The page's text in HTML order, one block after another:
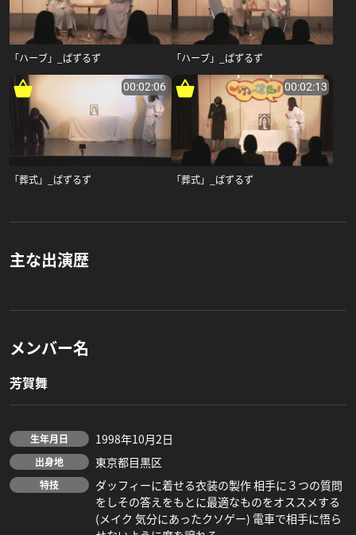
「ハーブ」_ぱずるず 「ハーブ」_ぱずるず
00:02:06
「葬式」_ぱずるず
00:02:13
「葬式」_ぱずるず
主な出演歴
メンバー名
芳賀舞
生年月日 1998年10月2日
出身地 東京都目黒区
特技
ダッフィーに着せる衣装の製作 相手に３つの質問
をしその答えをもとに最適なものをオススメする
(メイク 気分にあったクソゲー) 電車で相手に悟ら